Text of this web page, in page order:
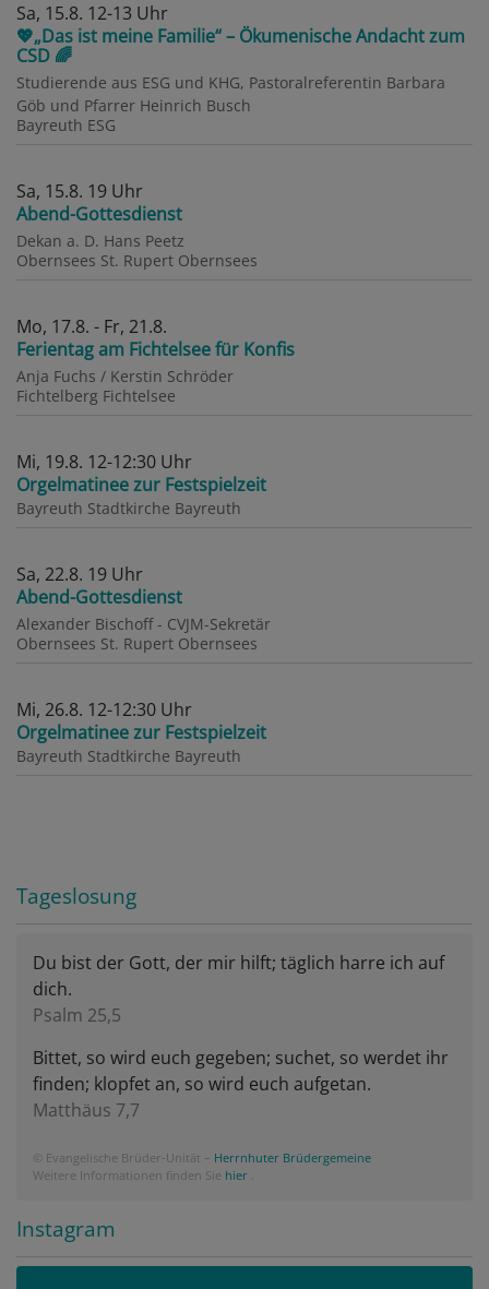
Sa, 15.8. 12-13 Uhr
💖„Das ist meine Familie“ – Ökumenische Andacht zum
CSD 🌈
Studierende aus ESG und KHG, Pastoralreferentin Barbara
Göb und Pfarrer Heinrich Busch
Bayreuth ESG
Sa, 15.8. 19 Uhr
Abend-Gottesdienst
Dekan a. D. Hans Peetz
Obernsees St. Rupert Obernsees
Mo, 17.8. - Fr, 21.8.
Ferientag am Fichtelsee für Konfis
Anja Fuchs / Kerstin Schröder
Fichtelberg Fichtelsee
Mi, 19.8. 12-12:30 Uhr
Orgelmatinee zur Festspielzeit
Bayreuth Stadtkirche Bayreuth
Sa, 22.8. 19 Uhr
Abend-Gottesdienst
Alexander Bischoff - CVJM-Sekretär
Obernsees St. Rupert Obernsees
Mi, 26.8. 12-12:30 Uhr
Orgelmatinee zur Festspielzeit
Bayreuth Stadtkirche Bayreuth
Tageslosung
Du bist der Gott, der mir hilft; täglich harre ich auf
dich.
Psalm 25,5
Bittet, so wird euch gegeben; suchet, so werdet ihr
finden; klopfet an, so wird euch aufgetan.
Matthäus 7,7
© Evangelische Brüder-Unität – Herrnhuter Brüdergemeine
Weitere Informationen finden Sie hier .
Instagram